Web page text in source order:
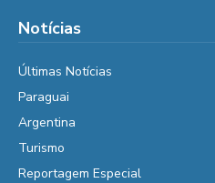
Notícias
Últimas Notícias
Paraguai
Argentina
Turismo
Reportagem Especial